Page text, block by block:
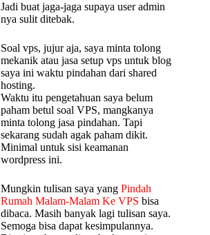
Jadi buat jaga-jaga supaya user admin
nya sulit ditebak.
Soal vps, jujur aja, saya minta tolong
mekanik atau jasa setup vps untuk blog
saya ini waktu pindahan dari shared
hosting.
Waktu itu pengetahuan saya belum
paham betul soal VPS, mangkanya
minta tolong jasa pindahan. Tapi
sekarang sudah agak paham dikit.
Minimal untuk sisi keamanan
wordpress ini.
Mungkin tulisan saya yang Pindah
Rumah Malam-Malam Ke VPS bisa
dibaca. Masih banyak lagi tulisan saya.
Semoga bisa dapat kesimpulannya.